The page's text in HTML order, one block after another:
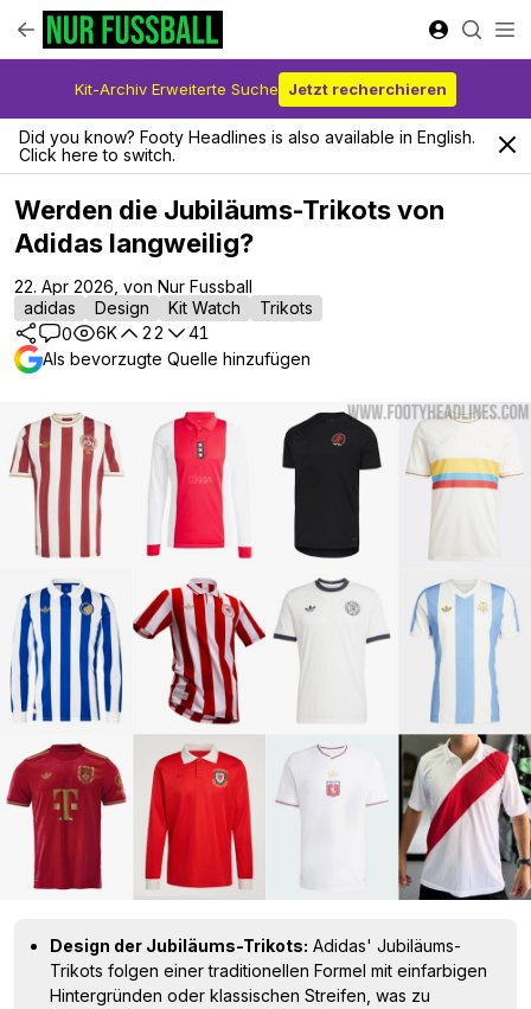
Kit-Archiv Erweiterte Suche Jetzt recherchieren
Did you know? Footy Headlines is also available in English.
Click here to switch.
Werden die Jubiläums-Trikots von
Adidas langweilig?
22. Apr 2026, von Nur Fussball
adidas
Design Kit Watch
Trikots
0
6K 22
41
Als bevorzugte Quelle hinzufügen
Design der Jubiläums-Trikots: Adidas' Jubiläums-
Trikots folgen einer traditionellen Formel mit einfarbigen
Hintergründen oder klassischen Streifen, was zu